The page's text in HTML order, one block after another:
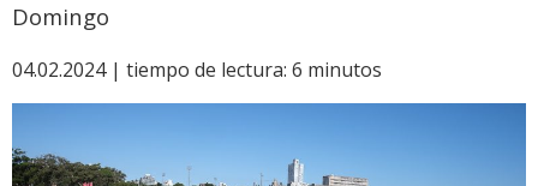
Domingo
04.02.2024 | tiempo de lectura: 6 minutos